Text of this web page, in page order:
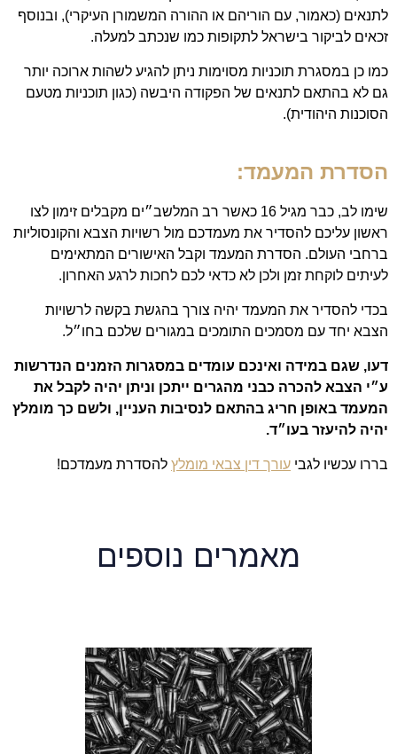
לתנאים (כאמור, עם הוריהם או ההורה המשמורן העיקרי), ובנוסף
זכאים לביקור בישראל לתקופות כמו שנכתב למעלה.
כמו כן במסגרת תוכניות מסוימות ניתן להגיע לשהות ארוכה יותר
גם לא בהתאם לתנאים של הפקודה היבשה (כגון תוכניות מטעם
הסוכנות היהודית).
הסדרת המעמד:
שימו לב, כבר מגיל 16 כאשר רב המלשב״ים מקבלים זימון לצו
ראשון עליכם להסדיר את מעמדכם מול רשויות הצבא והקונסוליות
ברחבי העולם. הסדרת המעמד וקבל האישורים המתאימים
לעיתים לוקחת זמן ולכן לא כדאי לכם לחכות לרגע האחרון.
בכדי להסדיר את המעמד יהיה צורך בהגשת בקשה לרשויות
הצבא יחד עם מסמכים התומכים במגורים שלכם בחו״ל.
דעו, שגם במידה ואינכם עומדים במסגרות הזמנים הנדרשות
ע״י הצבא להכרה כבני מהגרים ייתכן וניתן יהיה לקבל את
המעמד באופן חריג בהתאם לנסיבות העניין, ולשם כך מומלץ
יהיה להיעזר בעו״ד.
בררו עכשיו לגבי עורך דין צבאי מומלץ להסדרת מעמדכם!
מאמרים נוספים